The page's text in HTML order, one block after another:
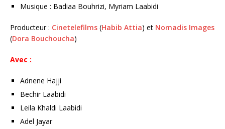
Musique : Badiaa Bouhrizi, Myriam Laabidi
Producteur : Cinetelefilms (Habib Attia) et Nomadis Images
(Dora Bouchoucha)
Avec :
Adnene Hajji
Bechir Laabidi
Leila Khaldi Laabidi
Adel Jayar